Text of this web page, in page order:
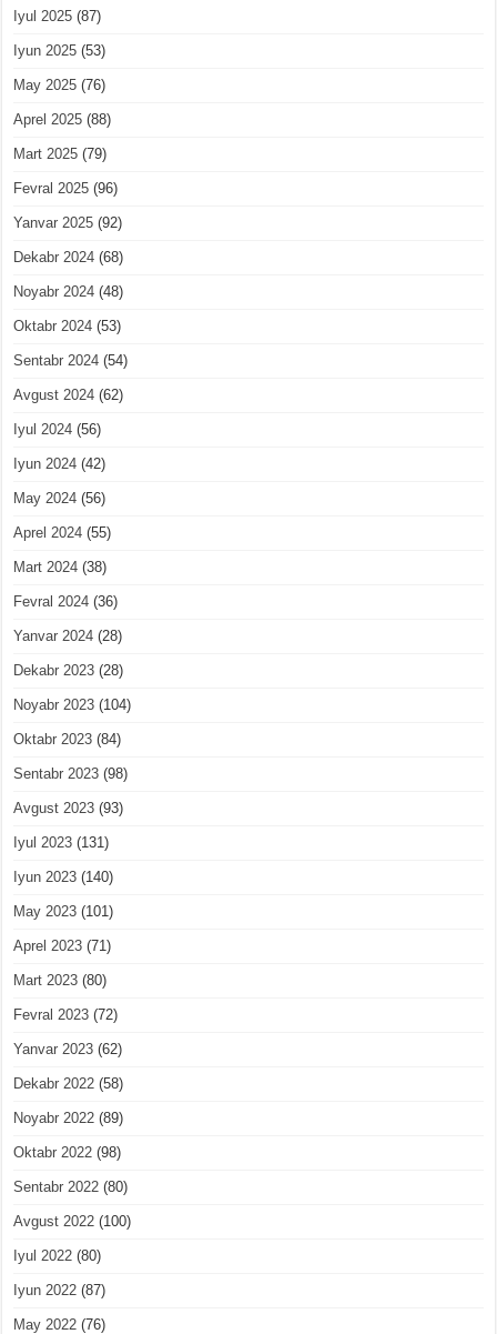
Iyul 2025 (87)
Iyun 2025 (53)
May 2025 (76)
Aprel 2025 (88)
Mart 2025 (79)
Fevral 2025 (96)
Yanvar 2025 (92)
Dekabr 2024 (68)
Noyabr 2024 (48)
Oktabr 2024 (53)
Sentabr 2024 (54)
Avgust 2024 (62)
Iyul 2024 (56)
Iyun 2024 (42)
May 2024 (56)
Aprel 2024 (55)
Mart 2024 (38)
Fevral 2024 (36)
Yanvar 2024 (28)
Dekabr 2023 (28)
Noyabr 2023 (104)
Oktabr 2023 (84)
Sentabr 2023 (98)
Avgust 2023 (93)
Iyul 2023 (131)
Iyun 2023 (140)
May 2023 (101)
Aprel 2023 (71)
Mart 2023 (80)
Fevral 2023 (72)
Yanvar 2023 (62)
Dekabr 2022 (58)
Noyabr 2022 (89)
Oktabr 2022 (98)
Sentabr 2022 (80)
Avgust 2022 (100)
Iyul 2022 (80)
Iyun 2022 (87)
May 2022 (76)